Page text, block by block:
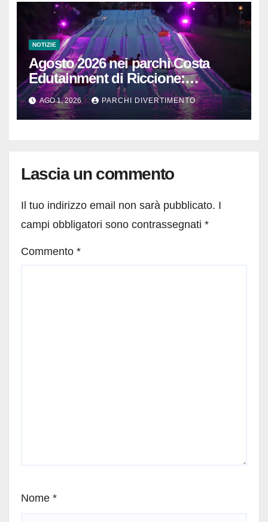
NOTIZIE
Agosto 2026 nei parchi Costa
Edutainment di Riccione:
DinsiemE, musica e notti con i
delfini
AGO 1, 2026 PARCHI DIVERTIMENTO
Lascia un commento
Il tuo indirizzo email non sarà pubblicato. I
campi obbligatori sono contrassegnati *
Commento *
Nome *